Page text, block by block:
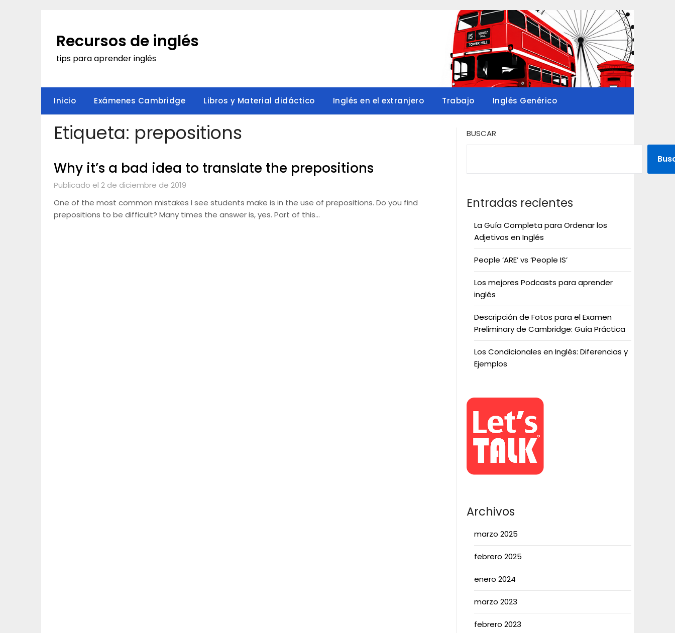
Recursos de inglés
tips para aprender inglés
Inicio Exámenes Cambridge Libros y Material didáctico Inglés en el extranjero Trabajo Inglés Genérico
Etiqueta: prepositions
Why it’s a bad idea to translate the prepositions
Publicado el 2 de diciembre de 2019
One of the most common mistakes I see students make is in the use of prepositions. Do you find
prepositions to be difficult? Many times the answer is, yes. Part of this…
BUSCAR
Entradas recientes
La Guía Completa para Ordenar los
Adjetivos en Inglés
People ‘ARE’ vs ‘People IS’
Los mejores Podcasts para aprender
inglés
Descripción de Fotos para el Examen
Preliminary de Cambridge: Guía Práctica
Los Condicionales en Inglés: Diferencias y
Ejemplos
Archivos
marzo 2025
febrero 2025
enero 2024
marzo 2023
febrero 2023